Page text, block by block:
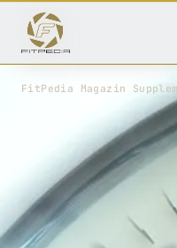
FitPedia Magazin